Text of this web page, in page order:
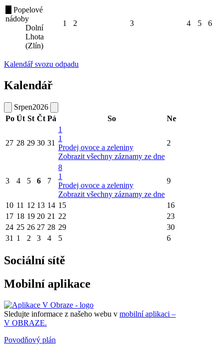
Popelové
nádoby
Dolní
Lhota
(Zlín)
1 2 3 4 5 6
Kalendář svozu odpadu
Kalendář
Srpen2026
Po Út St Čt Pá So Ne
27 28 29 30 31
1
1
Prodej ovoce a zeleniny
Zobrazit všechny záznamy ze dne
2
3 4 5 6 7
8
1
Prodej ovoce a zeleniny
Zobrazit všechny záznamy ze dne
9
10 11 12 13 14 15
16
17 18 19 20 21 22
23
24 25 26 27 28 29
30
31 1 2 3 4 5 6
Sociální sítě
Mobilní aplikace
Sledujte informace z našeho webu v mobilní aplikaci –
V OBRAZE.
Povodňový plán